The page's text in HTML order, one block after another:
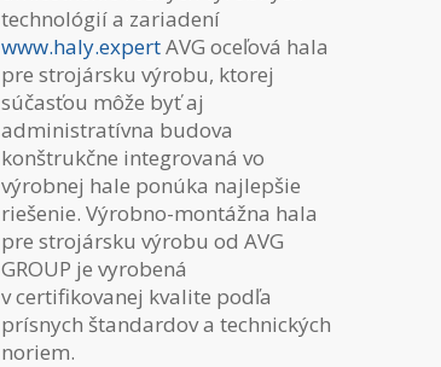
technológií a zariadení
www.haly.expertAVG oceľová hala
pre strojársku výrobu, ktorej
súčasťou môže byť aj
administratívna budova
konštrukčne integrovaná vo
výrobnej hale ponúka najlepšie
riešenie. Výrobno-montážna hala
pre strojársku výrobu od AVG
GROUP je vyrobená
v certifikovanej kvalite podľa
prísnych štandardov a technických
noriem.